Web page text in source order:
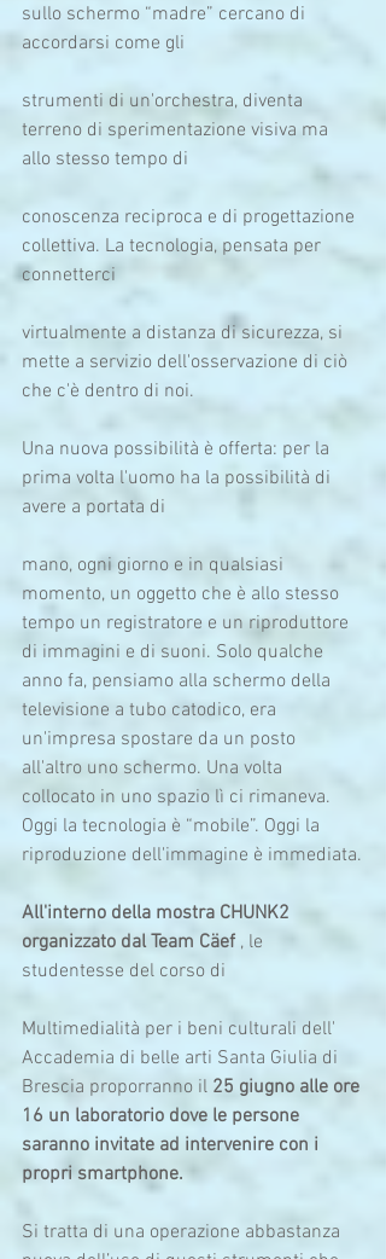
sullo schermo “madre” cercano di
accordarsi come gli
strumenti di un'orchestra, diventa
terreno di sperimentazione visiva ma
allo stesso tempo di
conoscenza reciproca e di progettazione
collettiva. La tecnologia, pensata per
connetterci
virtualmente a distanza di sicurezza, si
mette a servizio dell'osservazione di ciò
che c'è dentro di noi.
Una nuova possibilità è offerta: per la
prima volta l'uomo ha la possibilità di
avere a portata di
mano, ogni giorno e in qualsiasi
momento, un oggetto che è allo stesso
tempo un registratore e un riproduttore
di immagini e di suoni. Solo qualche
anno fa, pensiamo alla schermo della
televisione a tubo catodico, era
un'impresa spostare da un posto
all'altro uno schermo. Una volta
collocato in uno spazio lì ci rimaneva.
Oggi la tecnologia è “mobile”. Oggi la
riproduzione dell'immagine è immediata.
All'interno della mostra CHUNK2
organizzato dal Team Cäef , le
studentesse del corso di
Multimedialità per i beni culturali dell'
Accademia di belle arti Santa Giulia di
Brescia proporranno il 25 giugno alle ore
16 un laboratorio dove le persone
saranno invitate ad intervenire con i
propri smartphone.
Si tratta di una operazione abbastanza